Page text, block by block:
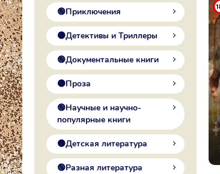
🟢Приключения
🟠Детективы и Триллеры
🟢Документальные книги
🟠Проза
🟢Научные и научно-
популярные книги
🟠Детская литература
🟢Разная литература